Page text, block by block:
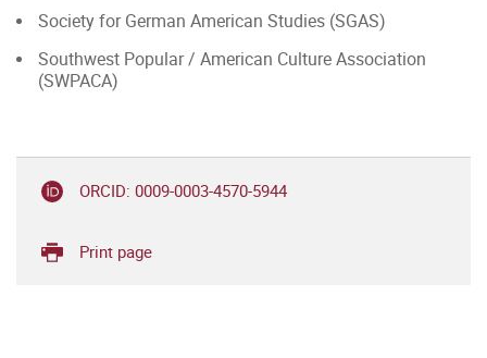
Society for German American Studies (SGAS)
Southwest Popular / American Culture Association
(SWPACA)
ORCID: 0009-0003-4570-5944
Print page